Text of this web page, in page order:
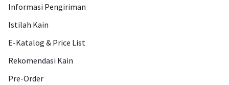
Informasi Pengiriman
Istilah Kain
E-Katalog & Price List
Rekomendasi Kain
Pre-Order